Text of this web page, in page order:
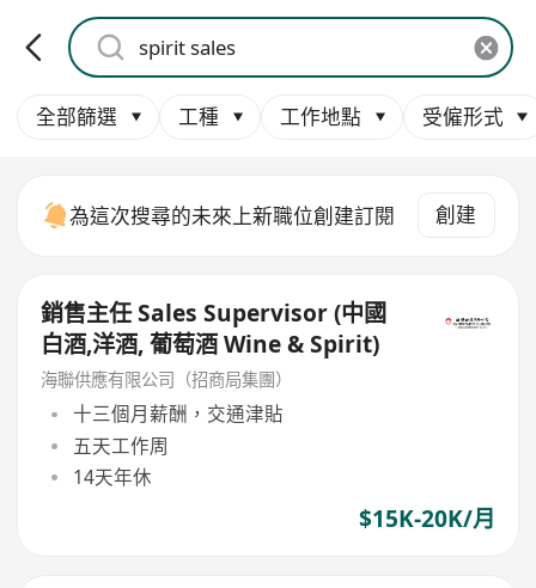
全部篩選 工種 工作地點 受僱形式
為這次搜尋的未來上新職位創建訂閱 創建
銷售主任 Sales Supervisor (中國
白酒,洋酒, 葡萄酒 Wine & Spirit)
海聯供應有限公司（招商局集團）
十三個月薪酬，交通津貼
五天工作周
14天年休
$15K-20K/月